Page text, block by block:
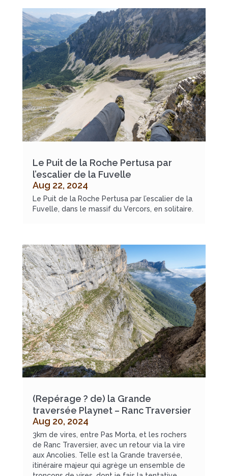
Le Puit de la Roche Pertusa par
l’escalier de la Fuvelle
Aug 22, 2024
Le Puit de la Roche Pertusa par l’escalier de la
Fuvelle, dans le massif du Vercors, en solitaire.
(Repérage ? de) la Grande
traversée Playnet – Ranc Traversier
Aug 20, 2024
3km de vires, entre Pas Morta, et les rochers
de Ranc Traversier, avec un retour via la vire
aux Ancolies. Telle est la Grande traversée,
itinéraire majeur qui agrège un ensemble de